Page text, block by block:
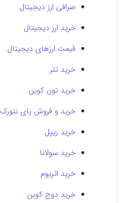
صرافی ارز دیجیتال
خرید ارز دیجیتال
قیمت ارزهای دیجیتال
خرید تتر
خرید تون کوین
خرید و فروش پای نتورک
خرید ریپل
خرید سولانا
خرید اتریوم
خرید دوج کوین